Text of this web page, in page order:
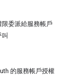
委派給服務帳戶
的服務帳戶授權